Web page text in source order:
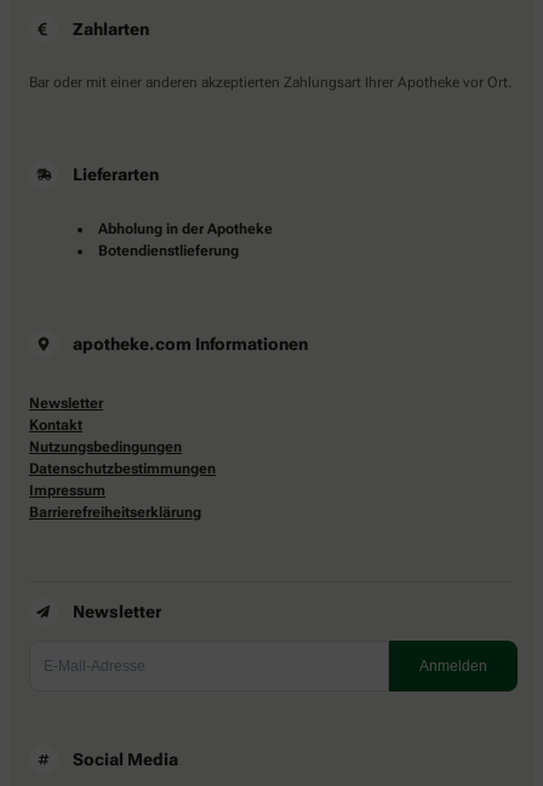
Zahlarten
Bar oder mit einer anderen akzeptierten Zahlungsart Ihrer Apotheke vor Ort.
Lieferarten
Abholung in der Apotheke
Botendienstlieferung
apotheke.com Informationen
Newsletter
Kontakt
Nutzungsbedingungen
Datenschutzbestimmungen
Impressum
Barrierefreiheitserklärung
Newsletter
Social Media